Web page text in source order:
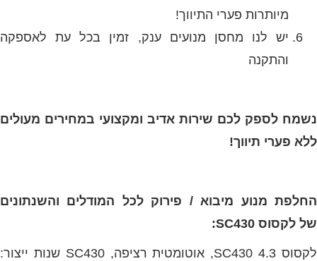
מיותרות פערי התיווך!
יש לנו מחסן מנועים ענק, זמין בכל עת לאספקה
והתקנה
נשמח לספק לכם שירות אדיב ומקצועי במחירים מעולים
ללא פערי תיווך!
החלפת מנוע מיבוא / פירוק לכל המודלים והשנתונים
של לקסוס SC430:
לקסוס SC430 4.3, אוטומטית רציפה, SC430 שנות ייצור: